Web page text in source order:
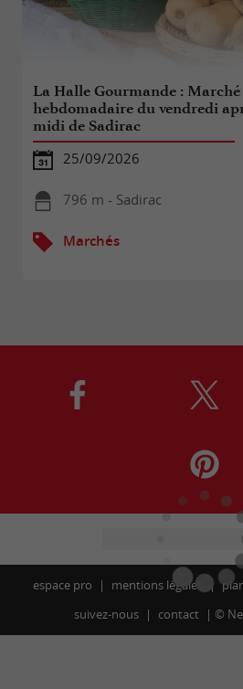
La Halle Gourmande : Marché
hebdomadaire du vendredi
midi de Sadirac
25/09/2026
796 m - Sadirac
Marchés
espace pro mentions légales
suivez-nous
contact ©